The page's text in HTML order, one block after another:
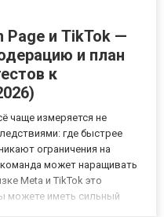
Page и TikTok —
и план
к
чаще измеряется не
где быстрее
ограничения на
может наращивать
Meta и TikTok это
можете иметь сильный